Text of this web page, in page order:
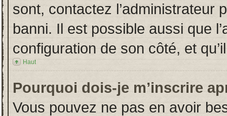
sont, contactez l’administrateur
banni. Il est possible aussi que
configuration de son côté, et
Haut
Pourquoi dois-je m’inscrire
Vous pouvez ne pas en avoir